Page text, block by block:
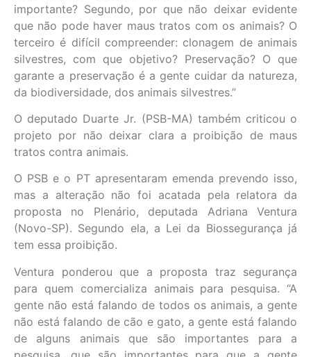
importante? Segundo, por que não deixar evidente
que não pode haver maus tratos com os animais? O
terceiro é difícil compreender: clonagem de animais
silvestres, com que objetivo? Preservação? O que
garante a preservação é a gente cuidar da natureza,
da biodiversidade, dos animais silvestres.”
O deputado Duarte Jr. (PSB-MA) também criticou o
projeto por não deixar clara a proibição de maus
tratos contra animais.
O PSB e o PT apresentaram emenda prevendo isso,
mas a alteração não foi acatada pela relatora da
proposta no Plenário, deputada Adriana Ventura
(Novo-SP). Segundo ela, a Lei da Biossegurança já
tem essa proibição.
Ventura ponderou que a proposta traz segurança
para quem comercializa animais para pesquisa. “A
gente não está falando de todos os animais, a gente
não está falando de cão e gato, a gente está falando
de alguns animais que são importantes para a